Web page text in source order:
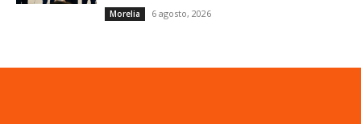
Morelia 6 agosto, 2026